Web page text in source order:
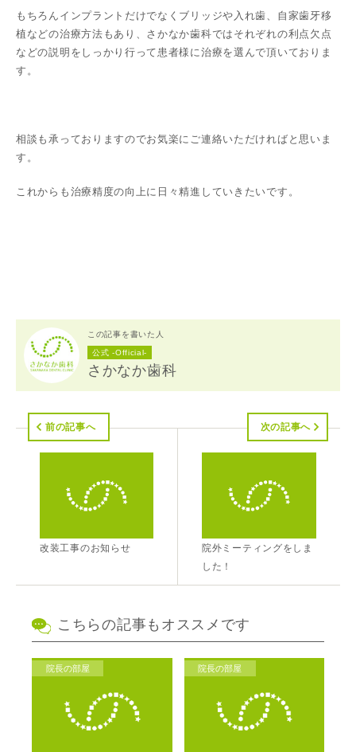
もちろんインプラントだけでなくブリッジや入れ歯、自家歯牙移
植などの治療方法もあり、さかなか歯科ではそれぞれの利点欠点
などの説明をしっかり行って患者様に治療を選んで頂いておりま
す。
相談も承っておりますのでお気楽にご連絡いただければと思いま
す。
これからも治療精度の向上に日々精進していきたいです。
この記事を書いた人
公式 -Official-
さかなか歯科
前の記事へ
改装工事のお知らせ
次の記事へ
院外ミーティングをしま
した！
こちらの記事もオススメです
院長の部屋 院長の部屋